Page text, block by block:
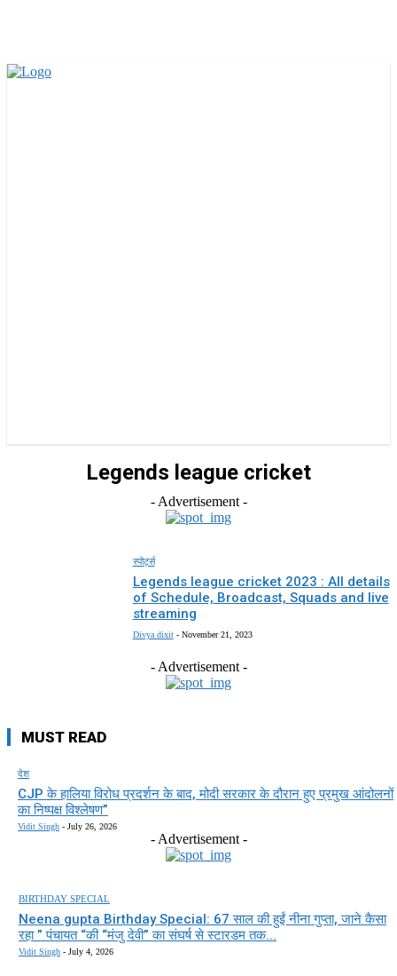
Legends league cricket
- Advertisement -
स्पोर्ट्स
Legends league cricket 2023 : All details
of Schedule, Broadcast, Squads and live
streaming
Divya dixit - November 21, 2023
- Advertisement -
MUST READ
देश
CJP के हालिया विरोध प्रदर्शन के बाद, मोदी सरकार के दौरान हुए प्रमुख आंदोलनों
का निष्पक्ष विश्लेषण”
Vidit Singh - July 26, 2026
- Advertisement -
BIRTHDAY SPECIAL
Neena gupta Birthday Special: 67 साल की हुईं नीना गुप्ता, जाने कैसा
रहा ” पंचायत “की “मंजु देवी” का संघर्ष से स्टारडम तक...
Vidit Singh - July 4, 2026